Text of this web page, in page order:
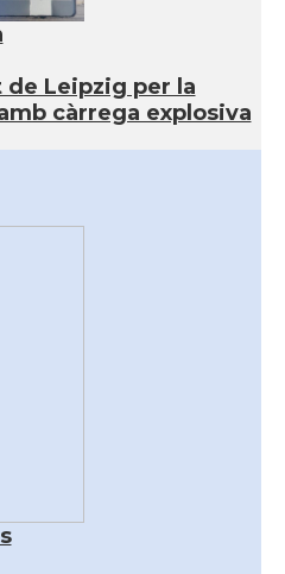
Leipzig per la
càrrega explosiva